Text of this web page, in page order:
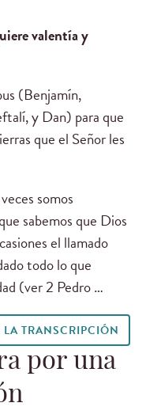
valentía y
(Benjamín,
y Dan) para que
que el Señor les
somos
sabemos que Dios
el llamado
todo lo que
(ver 2 Pedro …
LA TRANSCRIPCIÓN
por una